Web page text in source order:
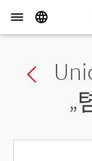
Previous
„